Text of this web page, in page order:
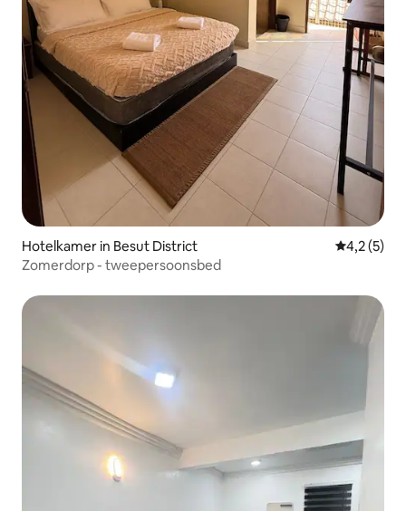
Hotelkamer in Besut District
4,2 (5)
Zomerdorp - tweepersoonsbed